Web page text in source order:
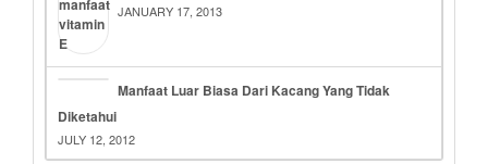
JANUARY 17, 2013
Manfaat Luar Biasa Dari Kacang Yang Tidak
Diketahui
JULY 12, 2012